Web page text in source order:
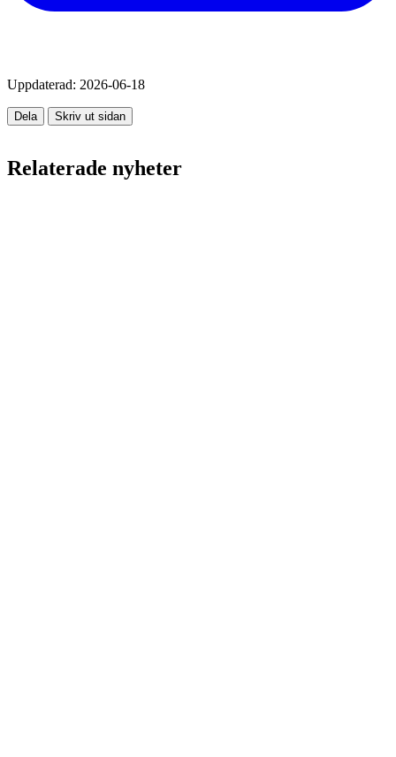
Uppdaterad: 2026-06-18
Dela Skriv ut sidan
Relaterade nyheter